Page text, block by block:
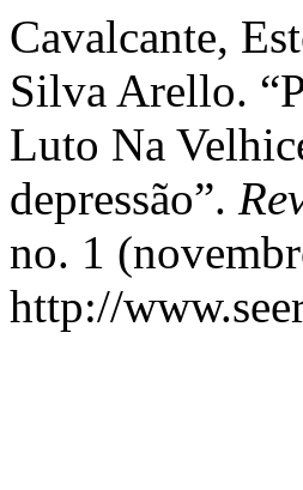
Cavalcante,
Silva Arello.
Luto Na
depressão”.
no. 1
http://